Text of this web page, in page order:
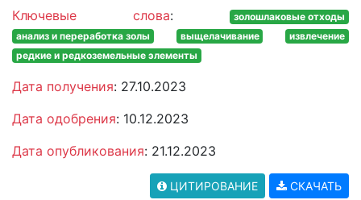
Ключевые слова: золошлаковые отходы
анализ и переработка золы
выщелачивание
извлечение
редкие и редкоземельные элементы
Дата получения: 27.10.2023
Дата одобрения: 10.12.2023
Дата опубликования: 21.12.2023
ЦИТИРОВАНИЕ СКАЧАТЬ